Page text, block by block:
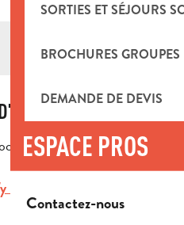
SORTIES ET SÉJOURS
BROCHURES GROUPES
DEMANDE DE DEVIS
ESPACE PROS
Contactez-nous
- Esplanade de Gaulle,
rendre